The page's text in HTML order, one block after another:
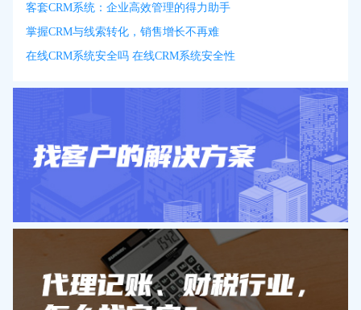
客套CRM系统：企业高效管理的得力助手
掌握CRM与线索转化，销售增长不再难
在线CRM系统安全吗 在线CRM系统安全性